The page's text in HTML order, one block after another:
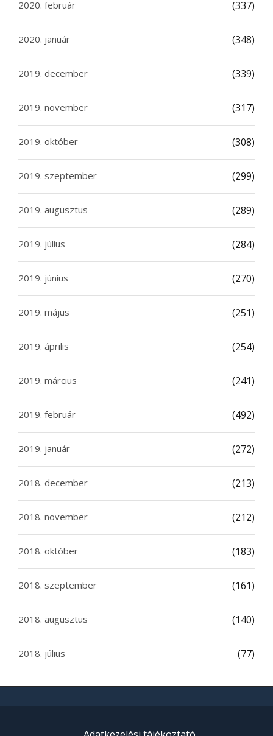
2020. február (337)
2020. január (348)
2019. december (339)
2019. november (317)
2019. október (308)
2019. szeptember (299)
2019. augusztus (289)
2019. július (284)
2019. június (270)
2019. május (251)
2019. április (254)
2019. március (241)
2019. február (492)
2019. január (272)
2018. december (213)
2018. november (212)
2018. október (183)
2018. szeptember (161)
2018. augusztus (140)
2018. július (77)